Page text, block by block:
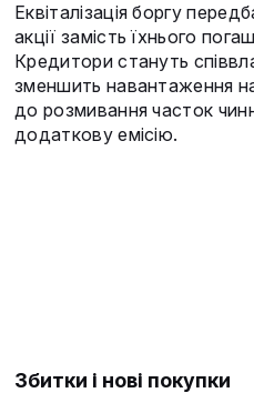
Еквіталізація боргу
акції замість їхнього
Кредитори стануть
зменшить навантаження
до розмивання часток
додаткову емісію.
Збитки і нові покупки